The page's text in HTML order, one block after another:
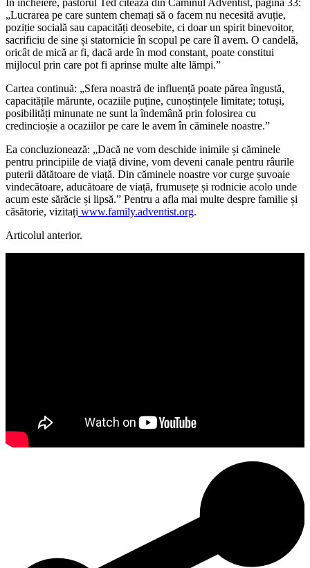
În încheiere, pastorul Ted citează din Căminul Adventist, pagina 33:
„Lucrarea pe care suntem chemați să o facem nu necesită avuție,
poziție socială sau capacități deosebite, ci doar un spirit binevoitor,
sacrificiu de sine și statornicie în scopul pe care îl avem. O candelă,
oricât de mică ar fi, dacă arde în mod constant, poate constitui
mijlocul prin care pot fi aprinse multe alte lămpi.”
Cartea continuă: „Sfera noastră de influență poate părea îngustă,
capacitățile mărunte, ocaziile puține, cunoștințele limitate; totuși,
posibilități minunate ne sunt la îndemână prin folosirea cu
credincioșie a ocaziilor pe care le avem în căminele noastre.”
Ea concluzionează: „Dacă ne vom deschide inimile și căminele
pentru principiile de viață divine, vom deveni canale pentru râurile
puterii dătătoare de viață. Din căminele noastre vor curge șuvoaie
vindecătoare, aducătoare de viață, frumusețe și rodnicie acolo unde
acum este sărăcie și lipsă.” Pentru a afla mai multe despre familie și
căsătorie, vizitați www.family.adventist.org.
Articolul anterior.